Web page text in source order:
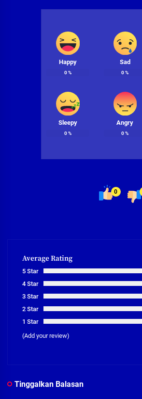
Happy
0%
Sad
0%
Sleepy
0%
Angry
0%
0
Average Rating
5 Star
4 Star
3 Star
2 Star
1 Star
(Add your review)
Tinggalkan Balasan